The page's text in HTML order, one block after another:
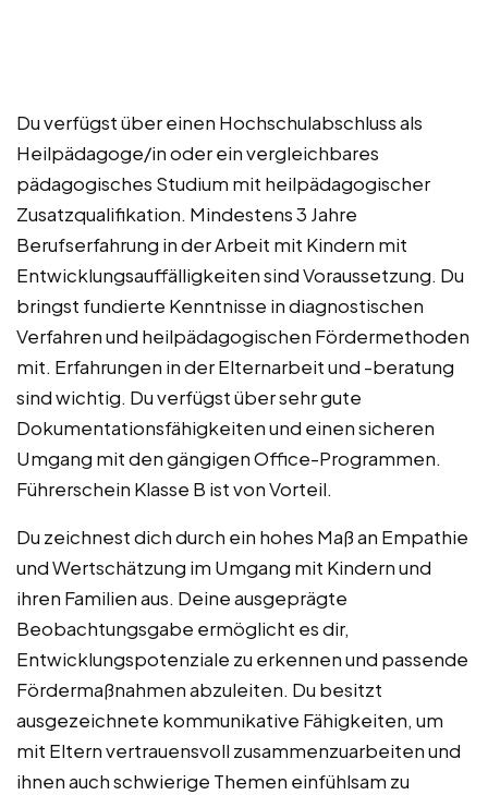
Du verfügst über einen Hochschulabschluss als
Heilpädagoge/in oder ein vergleichbares
pädagogisches Studium mit heilpädagogischer
Zusatzqualifikation. Mindestens 3 Jahre
Berufserfahrung in der Arbeit mit Kindern mit
Entwicklungsauffälligkeiten sind Voraussetzung. Du
bringst fundierte Kenntnisse in diagnostischen
Verfahren und heilpädagogischen Fördermethoden
mit. Erfahrungen in der Elternarbeit und -beratung
sind wichtig. Du verfügst über sehr gute
Dokumentationsfähigkeiten und einen sicheren
Umgang mit den gängigen Office-Programmen.
Führerschein Klasse B ist von Vorteil.
Du zeichnest dich durch ein hohes Maß an Empathie
und Wertschätzung im Umgang mit Kindern und
ihren Familien aus. Deine ausgeprägte
Beobachtungsgabe ermöglicht es dir,
Entwicklungspotenziale zu erkennen und passende
Fördermaßnahmen abzuleiten. Du besitzt
ausgezeichnete kommunikative Fähigkeiten, um
mit Eltern vertrauensvoll zusammenzuarbeiten und
ihnen auch schwierige Themen einfühlsam zu